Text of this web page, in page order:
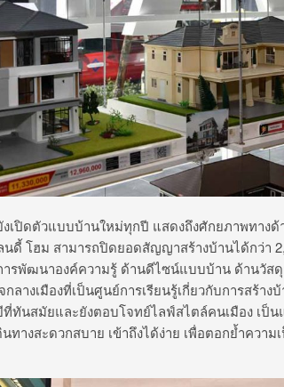
เปิดตัวแบบบ้านใหม่ทุกปี แสดงถึงศักยภาพทางด้
ดี้ โฮม สามารถปิดยอดสัญญาสร้างบ้านได้กว่า
รพัฒนาองค์ความรู้ ด้านดีไซน์แบบบ้าน ด้านวัสดุ
ลางเมืองที่เป็นศูนย์การเรียนรู้เกี่ยวกับการสร้าง
ที่ทันสมัยและยังตอบโจทย์ไลฟ์สไตล์คนเมือง เป็
ทางสะดวกสบาย เข้าถึงได้ง่าย เพื่อตอกย้ำควา